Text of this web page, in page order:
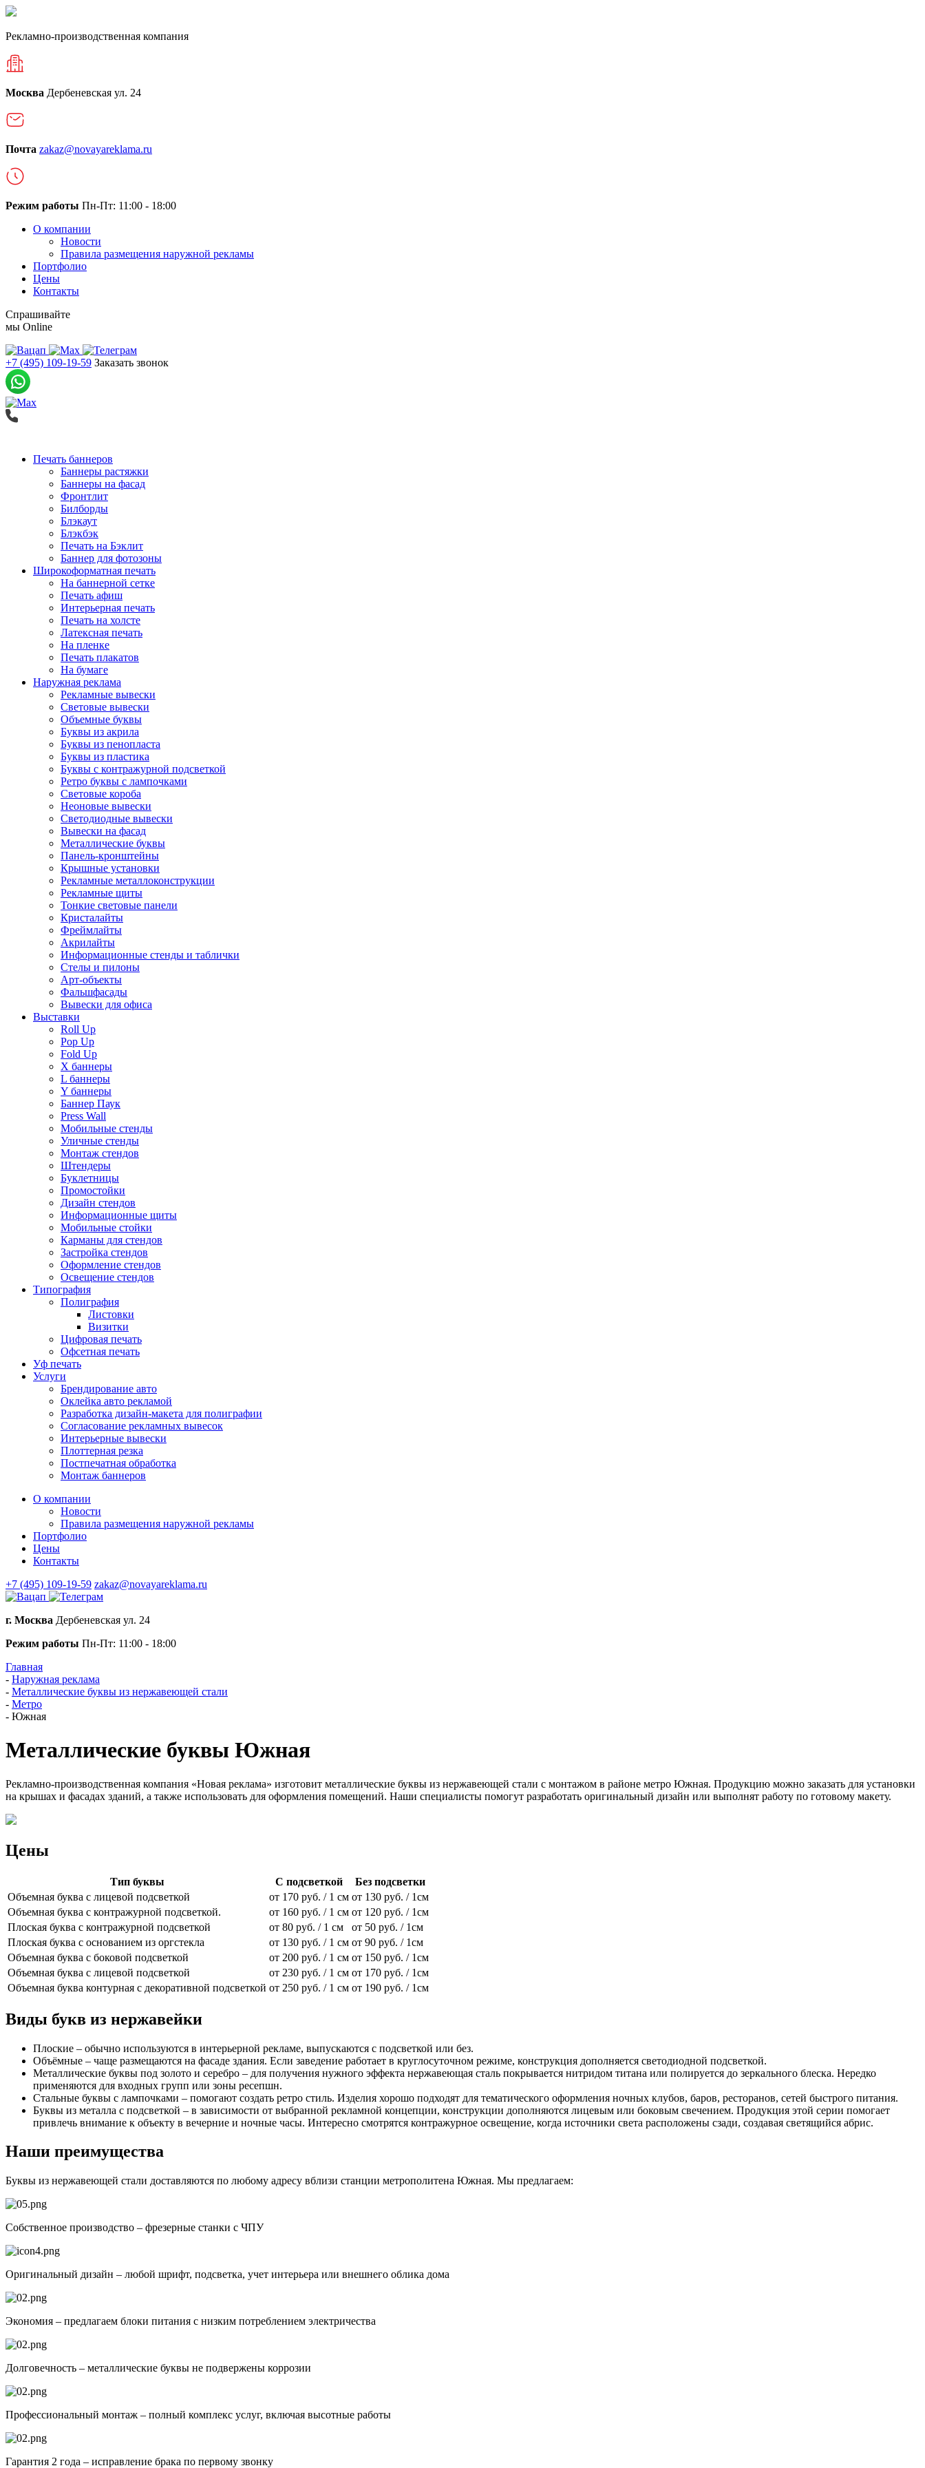
Рекламно-производственная компания
Москва Дербеневская ул. 24
Почта zakaz@novayareklama.ru
Режим работы Пн-Пт: 11:00 - 18:00
О компании
Новости
Правила размещения наружной рекламы
Портфолио
Цены
Контакты
Спрашивайте
мы Online
+7 (495) 109-19-59 Заказать звонок
Печать баннеров
Баннеры растяжки
Баннеры на фасад
Фронтлит
Билборды
Блэкаут
Блэкбэк
Печать на Бэклит
Баннер для фотозоны
Широкоформатная печать
На баннерной сетке
Печать афиш
Интерьерная печать
Печать на холсте
Латексная печать
На пленке
Печать плакатов
На бумаге
Наружная реклама
Рекламные вывески
Световые вывески
Объемные буквы
Буквы из акрила
Буквы из пенопласта
Буквы из пластика
Буквы с контражурной подсветкой
Ретро буквы с лампочками
Световые короба
Неоновые вывески
Светодиодные вывески
Вывески на фасад
Металлические буквы
Панель-кронштейны
Крышные установки
Рекламные металлоконструкции
Рекламные щиты
Тонкие световые панели
Кристалайты
Фреймлайты
Акрилайты
Информационные стенды и таблички
Стелы и пилоны
Арт-объекты
Фальшфасады
Вывески для офиса
Выставки
Roll Up
Pop Up
Fold Up
Х баннеры
L баннеры
Y баннеры
Баннер Паук
Press Wall
Мобильные стенды
Уличные стенды
Монтаж стендов
Штендеры
Буклетницы
Промостойки
Дизайн стендов
Информационные щиты
Мобильные стойки
Карманы для стендов
Застройка стендов
Оформление стендов
Освещение стендов
Типография
Полиграфия
Листовки
Визитки
Цифровая печать
Офсетная печать
Уф печать
Услуги
Брендирование авто
Оклейка авто рекламой
Разработка дизайн-макета для полиграфии
Согласование рекламных вывесок
Интерьерные вывески
Плоттерная резка
Постпечатная обработка
Монтаж баннеров
О компании
Новости
Правила размещения наружной рекламы
Портфолио
Цены
Контакты
+7 (495) 109-19-59 zakaz@novayareklama.ru
г. Москва Дербеневская ул. 24
Режим работы Пн-Пт: 11:00 - 18:00
Главная
- Наружная реклама
- Металлические буквы из нержавеющей стали
- Метро
- Южная
Металлические буквы Южная
Рекламно-производственная компания «Новая реклама» изготовит металлические буквы из нержавеющей стали с монтажом в районе метро Южная. Продукцию можно заказать для установки
на крышах и фасадах зданий, а также использовать для оформления помещений. Наши специалисты помогут разработать оригинальный дизайн или выполнят работу по готовому макету.
Цены
Тип буквы С подсветкой
Без подсветки
Объемная буква с лицевой подсветкой
от 170 руб. / 1 см от 130 руб. / 1см
Объемная буква с контражурной подсветкой.
от 160 руб. / 1 см от 120 руб. / 1см
Плоская буква с контражурной подсветкой
от 80 руб. / 1 см
от 50 руб. / 1см
Плоская буква с основанием из оргстекла
от 130 руб. / 1 см от 90 руб. / 1см
Объемная буква с боковой подсветкой
от 200 руб. / 1 см от 150 руб. / 1см
Объемная буква с лицевой подсветкой
от 230 руб. / 1 см от 170 руб. / 1см
Объемная буква контурная с декоративной подсветкой от 250 руб. / 1 см от 190 руб. / 1см
Виды букв из нержавейки
Плоские – обычно используются в интерьерной рекламе, выпускаются с подсветкой или без.
Объёмные – чаще размещаются на фасаде здания. Если заведение работает в круглосуточном режиме, конструкция дополняется светодиодной подсветкой.
Металлические буквы под золото и серебро – для получения нужного эффекта нержавеющая сталь покрывается нитридом титана или полируется до зеркального блеска. Нередко
применяются для входных групп или зоны ресепшн.
Стальные буквы с лампочками – помогают создать ретро стиль. Изделия хорошо подходят для тематического оформления ночных клубов, баров, ресторанов, сетей быстрого питания.
Буквы из металла с подсветкой – в зависимости от выбранной рекламной концепции, конструкции дополняются лицевым или боковым свечением. Продукция этой серии помогает
привлечь внимание к объекту в вечерние и ночные часы. Интересно смотрятся контражурное освещение, когда источники света расположены сзади, создавая светящийся абрис.
Наши преимущества
Буквы из нержавеющей стали доставляются по любому адресу вблизи станции метрополитена Южная. Мы предлагаем:
Собственное производство – фрезерные станки с ЧПУ
Оригинальный дизайн – любой шрифт, подсветка, учет интерьера или внешнего облика дома
Экономия – предлагаем блоки питания с низким потреблением электричества
Долговечность – металлические буквы не подвержены коррозии
Профессиональный монтаж – полный комплекс услуг, включая высотные работы
Гарантия 2 года – исправление брака по первому звонку